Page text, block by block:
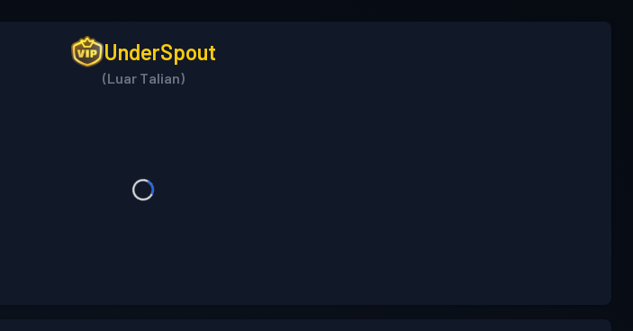
UnderSpout
(Luar Talian)